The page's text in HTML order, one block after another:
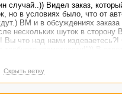
случай..)) Видел заказ,
но в условиях было, что от
ВМ и в обсуждениях
нескольких шуток в сторону
что над нами издеваетесь?!
Для того, чтобы грамотно
Вот как бывает к сожалению...)
Скрыть ветку